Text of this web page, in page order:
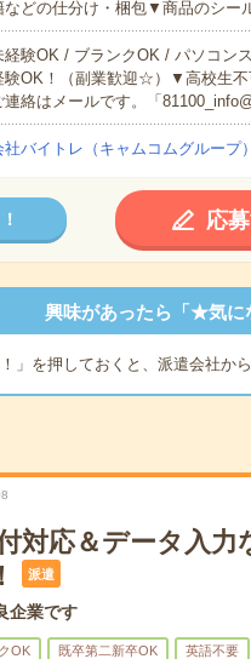
などの仕分け・梱包▼商品のシー
経験OK / ブランクOK / パソコン
OK！（副業歓迎☆）▼高校生
連絡はメールです。「
バイトレ（キャムコムグループ）
応
興味があったら「★気に
！」を押しておくと、派遣会社から
対応＆データ入
派遣
企業です
OK 既卒第二新卒OK 英語不要